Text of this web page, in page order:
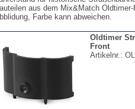
aus dem Mix&Match
Farbe kann abweichen.
Oldtimer
Front
Artikelnr.: